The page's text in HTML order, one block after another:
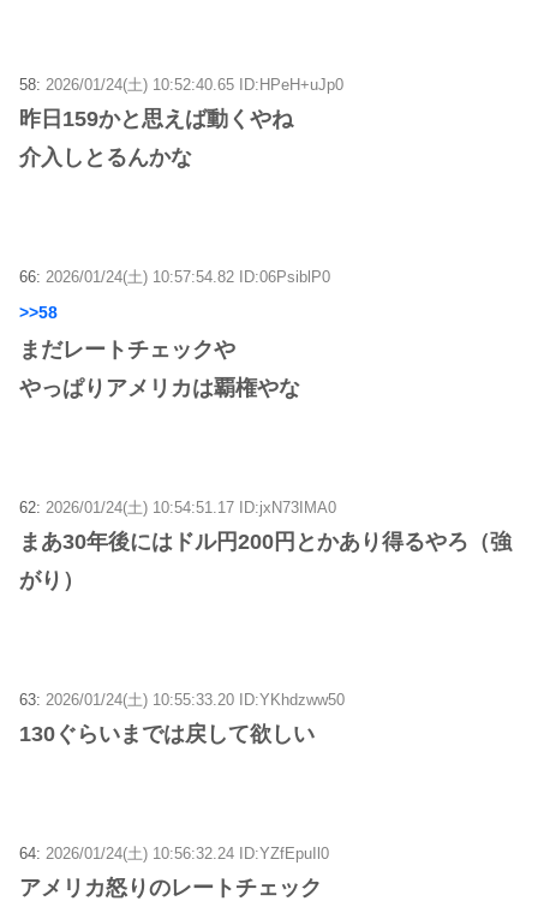
58: 2026/01/24(土) 10:52:40.65 ID:HPeH+uJp0
昨日159かと思えば動くやね
介入しとるんかな
66: 2026/01/24(土) 10:57:54.82 ID:06PsiblP0
>>58
まだレートチェックや
やっぱりアメリカは覇権やな
62: 2026/01/24(土) 10:54:51.17 ID:jxN73IMA0
まあ30年後にはドル円200円とかあり得るやろ（強
がり）
63: 2026/01/24(土) 10:55:33.20 ID:YKhdzww50
130ぐらいまでは戻して欲しい
64: 2026/01/24(土) 10:56:32.24 ID:YZfEpuIl0
アメリカ怒りのレートチェック